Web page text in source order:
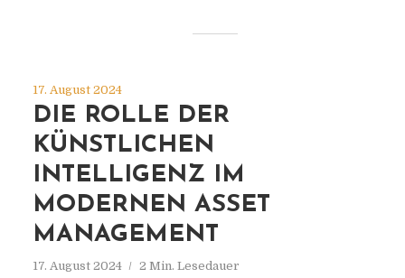
17. August 2024
DIE ROLLE DER
KÜNSTLICHEN
INTELLIGENZ IM
MODERNEN ASSET
MANAGEMENT
17. August 2024 2 Min. Lesedauer